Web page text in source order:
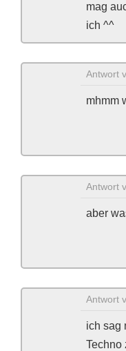
mag
ich ^^
Antwort
mhmm
Antwort
aber
Antwort
ich sag
Techno